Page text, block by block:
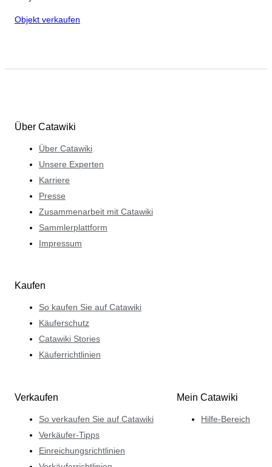
Objekt verkaufen
Über Catawiki
Über Catawiki
Unsere Experten
Karriere
Presse
Zusammenarbeit mit Catawiki
Sammlerplattform
Impressum
Kaufen
So kaufen Sie auf Catawiki
Käuferschutz
Catawiki Stories
Käuferrichtlinien
Verkaufen
So verkaufen Sie auf Catawiki
Verkäufer-Tipps
Einreichungsrichtlinien
Mein Catawiki
Hilfe-Bereich